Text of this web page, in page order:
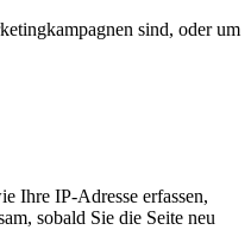
sind, oder um
Ihre IP-Adresse erfassen,
sobald Sie die Seite neu